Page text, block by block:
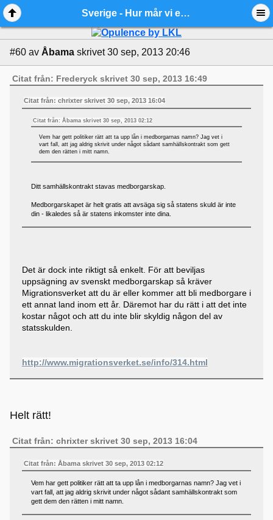
Sverige - Hur mår vi ekonomiskt? - Ädelmetallforum
#60 av Åbama skrivet 30 sep, 2013 20:46
Citat från: Frederyck skrivet 30 sep, 2013 16:49
Citat från: chrixter skrivet 30 sep, 2013 16:04
Citat från: Åbama skrivet 30 sep, 2013 02:12
Vem har gett politiker rätt att ta upp lån i medborgarnas namn? Jag vet i
vart fall, att jag aldrig skrivit under något sådant samhällskontrakt som gett
dem den rätten i mitt namn.
Ditt samhällskontrakt stavas medborgarskap.
Medborgarskapet är helt gratis att avsäga sig så statens skuld är inte
din - likaledes så är statens inkomster inte dina.
Det är dock inte riktigt så enkelt. För att beviljas
uppsägning av svenskt medborgarskap så kräver
Migrationsverket att du är eller kommer att bli medborgare i
ett annat land inom ett år. Däremot har du rätt i att det inte
kostar något och att du inte blir skyldig någon del av
statsskulden.
http://www.migrationsverket.se/info/314.html
Helt rätt!
Citat från: chrixter skrivet 30 sep, 2013 16:04
Citat från: Åbama skrivet 30 sep, 2013 02:12
Vem har gett politiker rätt att ta upp lån i medborgarnas namn? Jag vet i
vart fall, att jag aldrig skrivit under något sådant samhällskontrakt som
gett dem den rätten i mitt namn.